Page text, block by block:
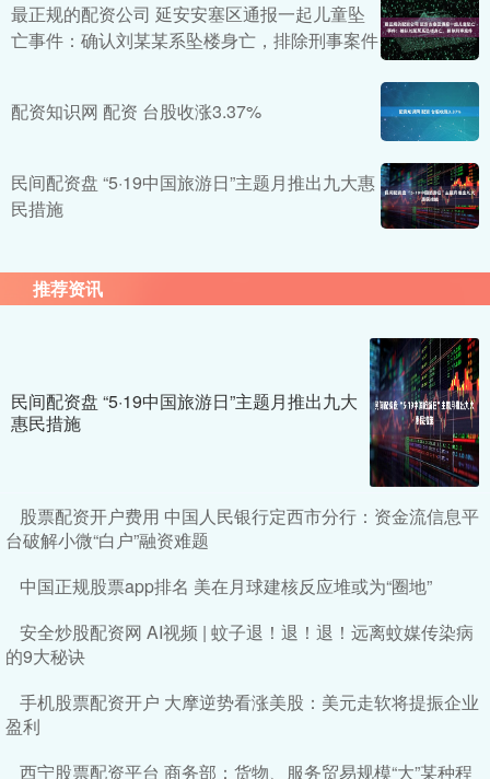
最正规的配资公司 延安安塞区通报一起儿童坠
亡事件：确认刘某某系坠楼身亡，排除刑事案件
配资知识网 配资 台股收涨3.37%
民间配资盘 “5·19中国旅游日”主题月推出九大惠
民措施
推荐资讯
民间配资盘 “5·19中国旅游日”主题月推出九大
惠民措施
股票配资开户费用 中国人民银行定西市分行：资金流信息平
台破解小微“白户”融资难题
中国正规股票app排名 美在月球建核反应堆或为“圈地”
安全炒股配资网 AI视频 | 蚊子退！退！退！远离蚊媒传染病
的9大秘诀
手机股票配资开户 大摩逆势看涨美股：美元走软将提振企业
盈利
西宁股票配资平台 商务部：货物、服务贸易规模“大”某种程